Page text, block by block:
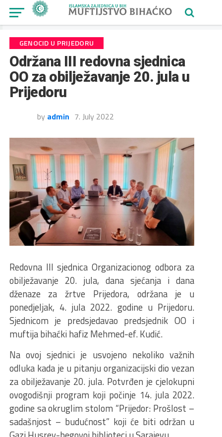
GENOCID U PRIJEDORU
Održana III redovna sjednica
OO za obilježavanje 20. jula u
Prijedoru
by admin 7. July 2022
Redovna III sjednica Organizacionog odbora za
obilježavanje 20. jula, dana sjećanja i dana
dženaze za žrtve Prijedora, održana je u
ponedjeljak, 4. jula 2022. godine u Prijedoru.
Sjednicom je predsjedavao predsjednik OO i
muftija bihaćki hafiz Mehmed-ef. Kudić.
Na ovoj sjednici je usvojeno nekoliko važnih
odluka kada je u pitanju organizacijski dio vezan
za obilježavanje 20. jula. Potvrđen je cjelokupni
ovogodišnji program koji počinje 14. jula 2022.
godine sa okruglim stolom “Prijedor: Prošlost –
sadašnjost – budućnost” koji će biti održan u